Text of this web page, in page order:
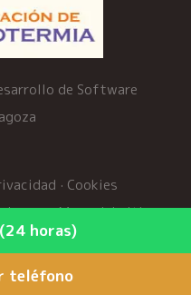
horas)
teléfono
de Software
· Cookies
·Mapa del sitio·